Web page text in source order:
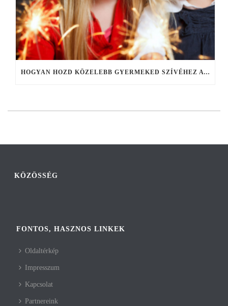
HOGYAN HOZD KÖZELEBB GYERMEKED SZÍVÉHEZ A KARÁCSONY IGAZI JELENTÉSÉT?
KÖZÖSSÉG
FONTOS, HASZNOS LINKEK
Oldaltérkép
Impresszum
Kapcsolat
Partnereink